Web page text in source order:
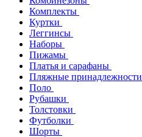
Комплекты
Куртки
Леггинсы
Наборы
Пижамы
Платья и сарафаны
Пляжные принадлежности
Поло
Рубашки
Толстовки
Футболки
Шорты